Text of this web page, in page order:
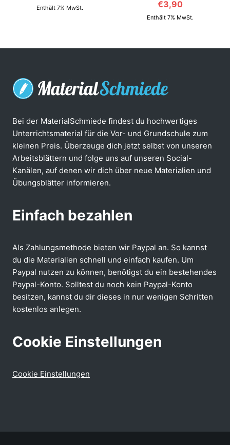
Enthält 7% MwSt. €3,90
Enthält 7% MwSt.
Bei der MaterialSchmiede findest du hochwertiges
Unterrichtsmaterial für die Vor- und Grundschule zum
kleinen Preis. Überzeuge dich jetzt selbst von unseren
Arbeitsblättern und folge uns auf unseren Social-
Kanälen, auf denen wir dich über neue Materialien und
Übungsblätter informieren.
Einfach bezahlen
Als Zahlungsmethode bieten wir Paypal an. So kannst
du die Materialien schnell und einfach kaufen. Um
Paypal nutzen zu können, benötigst du ein bestehendes
Paypal-Konto. Solltest du noch kein Paypal-Konto
besitzen, kannst du dir dieses in nur wenigen Schritten
kostenlos anlegen.
Cookie Einstellungen
Cookie Einstellungen